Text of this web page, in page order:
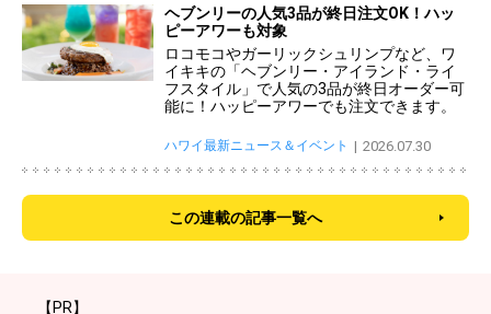
ヘブンリーの人気3品が終日注文OK！ハッ
ピーアワーも対象
ロコモコやガーリックシュリンプなど、ワ
イキキの「ヘブンリー・アイランド・ライ
フスタイル」で人気の3品が終日オーダー可
能に！ハッピーアワーでも注文できます。
ハワイ最新ニュース＆イベント 2026.07.30
この連載の記事一覧へ
【PR】